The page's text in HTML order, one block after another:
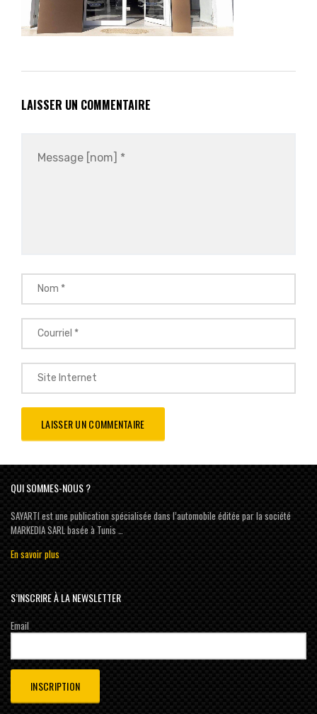
LAISSER UN COMMENTAIRE
QUI SOMMES-NOUS ?
SAYARTI est une publication spécialisée dans l’automobile éditée par la société
MARKEDIA SARL basée à Tunis …
En savoir plus
S’INSCRIRE À LA NEWSLETTER
Email